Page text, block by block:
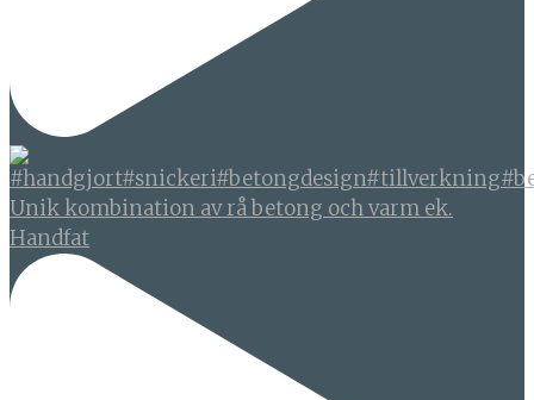
Unik kombination av rå betong och varm ek.
Handfat